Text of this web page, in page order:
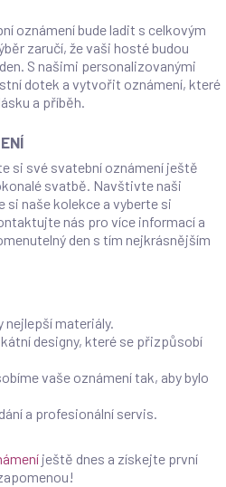
oznámení bude ladit s celkovým
zaručí, že vaši hosté budou
S našimi personalizovanými
dotek a vytvořit oznámení, které
a příběh.
si své svatební oznámení ještě
svatbě. Navštivte naši
naše kolekce a vyberte si
nás pro více informací a
den s tím nejkrásnějším
nejlepší materiály.
designy, které se přizpůsobí
vaše oznámení tak, aby bylo
a profesionální servis.
ještě dnes a získejte první